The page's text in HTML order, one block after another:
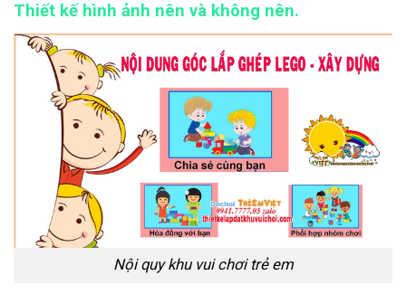
Thiết kế hình ảnh nên và không nên.
Nội quy khu vui chơi trẻ em